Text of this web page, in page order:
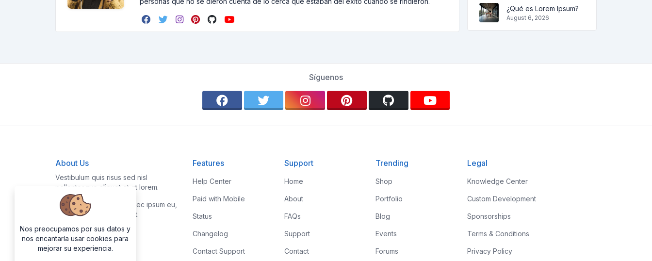
¿Qué es Lorem Ipsum?
August 6, 2026
Síguenos
About Us
Vestibulum quis risus sed nisl
pellentesque aliquet et et lorem.
Fusce nibh nisl, gravida nec ipsum eu,
feugiat condimentum velit.
Features
Help Center
Paid with Mobile
Status
Changelog
Contact Support
Support
Home
About
FAQs
Support
Contact
Trending
Shop
Portfolio
Blog
Events
Forums
Legal
Knowledge Center
Custom Development
Sponsorships
Terms & Conditions
Privacy Policy
Nos preocupamos por sus datos y
nos encantaría usar cookies para
mejorar su experiencia.